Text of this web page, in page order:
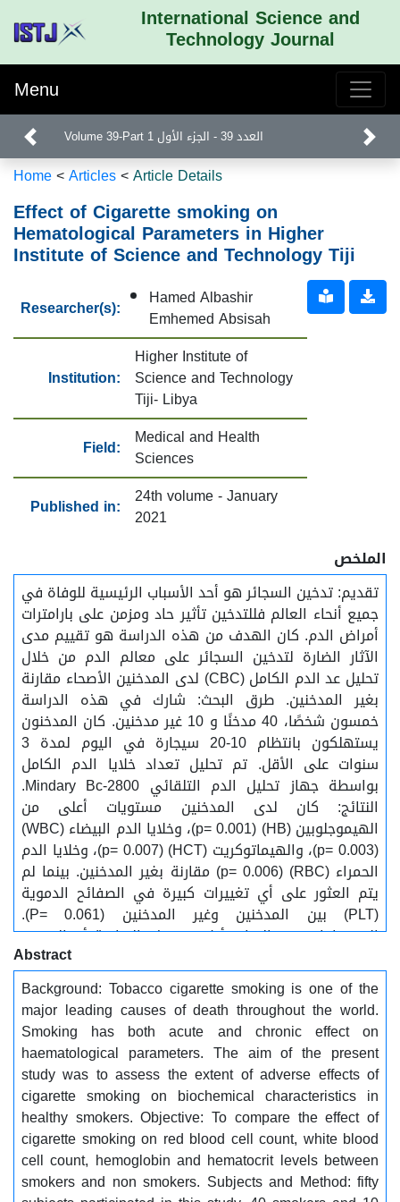
International Science and
Technology Journal
Menu
Volume 39-Part 1 العدد 39 - الجزء الأول
Home<Articles<Article Details
Effect of Cigarette smoking on
Hematological Parameters in Higher
Institute of Science and Technology Tiji
Researcher(s): Hamed Albashir
Emhemed Absisah
Institution:
Higher Institute of
Science and Technology
Tiji- Libya
Field: Medical and Health
Sciences
Published in: 24th volume - January
2021
الملخص
تقديم: تدخين السجائر هو أحد الأسباب الرئيسية للوفاة في
جميع أنحاء العالم فللتدخين تأثير حاد ومزمن على بارامترات
أمراض الدم. كان الهدف من هذه الدراسة هو تقييم مدى
الآثار الضارة لتدخين السجائر على معالم الدم من خلال
تحليل عد الدم الكامل (CBC) لدى المدخنين الأصحاء مقارنة
بغير المدخنين. طرق البحث: شارك في هذه الدراسة
خمسون شخصًا، 40 مدخنًا و 10 غير مدخنين. كان المدخنون
يستهلكون بانتظام 10-20 سيجارة في اليوم لمدة 3
سنوات على الأقل. تم تحليل تعداد خلايا الدم الكامل
بواسطة جهاز تحليل الدم التلقائي Mindary Bc-2800.
النتائج: كان لدى المدخنين مستويات أعلى من
الهيموجلوبين (HB) (p= 0.001)، وخلايا الدم البيضاء (WBC)
(p= 0.003)، والهيماتوكريت (HCT) (p= 0.007)، وخلايا الدم
الحمراء (RBC) (p= 0.006) مقارنة بغير المدخنين. بينما لم
يتم العثور على أي تغييرات كبيرة في الصفائح الدموية
(PLT) بين المدخنين وغير المدخنين (P= 0.061).
الاستنتاجات: في الختام، أظهرت هذه الدراسة أن التدخين
المستمر للسجائر له آثار ضارة شديدة على معايير الدم
(على سبيل المثال، الهيموجلوبين، عدد خلايا الدم البيضاء،
متوسط تركيز الهيموجلوبين في الجسم، عدد خلايا الدم
الحمراء، نسبة الهيماتوكريت) وقد تترافق هذه التغيرات مع
زيادة خطر الإصابة بتصلب الشرايين، كثرة الحمر الحقيقية،
مرض الانسداد الرئوي المزمن و / أو أمراض القلب والأوعية
الدموية. التوصيات: نوصي بدراسة تأثير الإقلاع عن التدخين
أو منتجات التبغ على تحليل المعلمات الدموية في هذه
الدراسة. Abstract
Abstract
Background: Tobacco cigarette smoking is one of the
major leading causes of death throughout the world.
Smoking has both acute and chronic effect on
haematological parameters. The aim of the present
study was to assess the extent of adverse effects of
cigarette smoking on biochemical characteristics in
healthy smokers. Objective: To compare the effect of
cigarette smoking on red blood cell count, white blood
cell count, hemoglobin and hematocrit levels between
smokers and non smokers. Subjects and Method: fifty